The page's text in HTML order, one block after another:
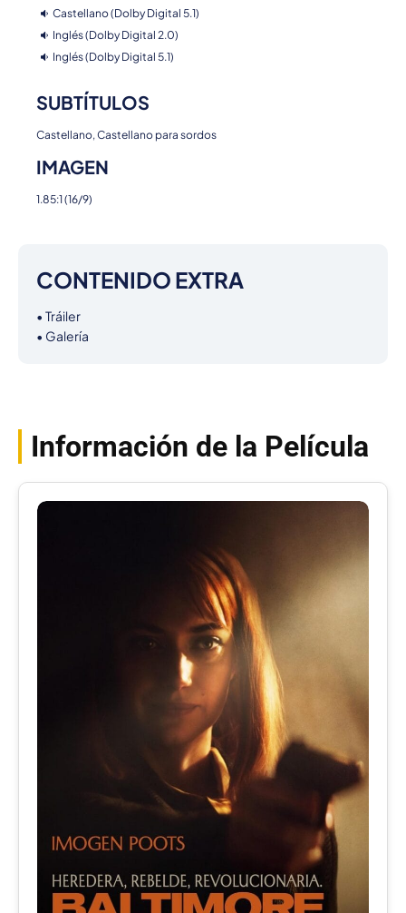
Castellano (Dolby Digital 5.1)
Inglés (Dolby Digital 2.0)
Inglés (Dolby Digital 5.1)
SUBTÍTULOS
Castellano, Castellano para sordos
IMAGEN
1.85:1 (16/9)
CONTENIDO EXTRA
• Tráiler
• Galería
Información de la Película